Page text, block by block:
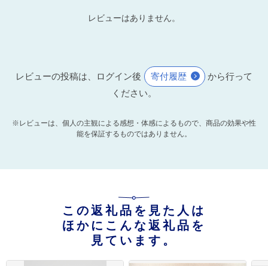
レビューはありません。
レビューの投稿は、ログイン後 寄付履歴
から行って
ください。
※レビューは、個人の主観による感想・体感によるもので、商品の効果や性
能を保証するものではありません。
この返礼品を見た人は
ほかにこんな返礼品を
見ています。